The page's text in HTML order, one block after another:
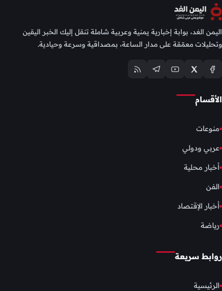
اليمن الغد، بوابة إخبارية يمنية وعربية شاملة تنقل إليك الخبر اليقين
وتحليلات معمّقة على مدار الساعة، بمصداقية وسرعة وحيادية.
الأقسام
منوعات
عربي ودولي
أخبار محلية
الفن
أخبار الإقتصاد
رياضة
روابط سريعة
الرئيسية